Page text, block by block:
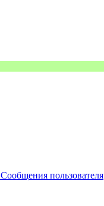
Сообщения пользователя